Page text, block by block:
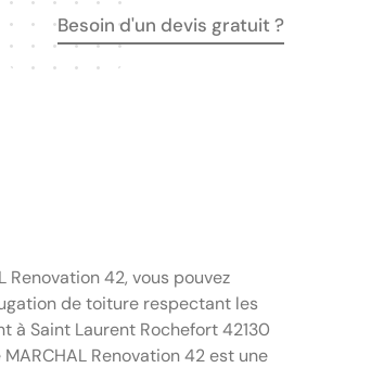
Besoin d'un devis gratuit ?
Renovation 42, vous pouvez
de toiture respectant les
à Saint Laurent Rochefort 42130
Renovation 42 est une